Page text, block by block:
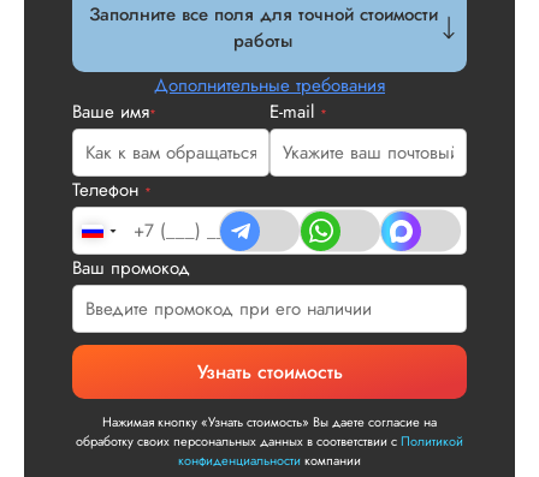
Заполните все поля для точной стоимости
работы
Дополнительные требования
Ваше имя* E-mail *
Телефон *
Ваш промокод
Узнать стоимость
Нажимая кнопку «Узнать стоимость» Вы даете согласие на
обработку своих персональных данных в соответствии сПолитикой
конфиденциальностикомпании
Вид работы:
Докторская
диссертация
Докторская по
была выполнена в
условиями ТЗ.
Понравились
сотрудничества
договор,
адекватные
компании,
качество работы,